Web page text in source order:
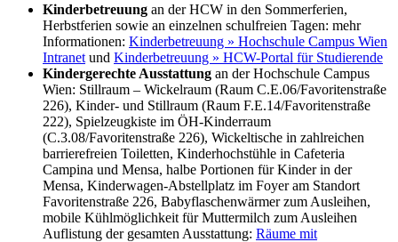
Kinderbetreuung an der HCW in den Sommerferien,
Herbstferien sowie an einzelnen schulfreien Tagen: mehr
Informationen: Kinderbetreuung » Hochschule Campus Wien
Intranet und Kinderbetreuung » HCW-Portal für Studierende
Kindergerechte Ausstattung an der Hochschule Campus
Wien: Stillraum – Wickelraum (Raum C.E.06/Favoritenstraße
226), Kinder- und Stillraum (Raum F.E.14/Favoritenstraße
222), Spielzeugkiste im ÖH-Kinderraum
(C.3.08/Favoritenstraße 226), Wickeltische in zahlreichen
barrierefreien Toiletten, Kinderhochstühle in Cafeteria
Campina und Mensa, halbe Portionen für Kinder in der
Mensa, Kinderwagen-Abstellplatz im Foyer am Standort
Favoritenstraße 226, Babyflaschenwärmer zum Ausleihen,
mobile Kühlmöglichkeit für Muttermilch zum Ausleihen
Auflistung der gesamten Ausstattung: Räume mit